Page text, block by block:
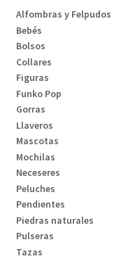
Alfombras y Felpudos
Bebés
Bolsos
Collares
Figuras
Funko Pop
Gorras
Llaveros
Mascotas
Mochilas
Neceseres
Peluches
Pendientes
Piedras naturales
Pulseras
Tazas